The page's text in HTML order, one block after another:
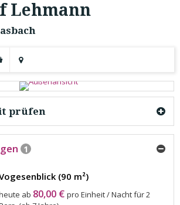
Lehmann
prüfen
1
(90 m²)
ab 80,00 € pro Einheit / Nacht für 2